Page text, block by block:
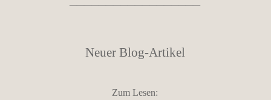
Neuer Blog-Artikel
Zum Lesen: